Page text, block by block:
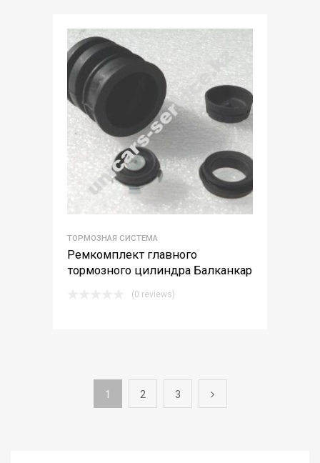
ТОРМОЗНАЯ СИСТЕМА
Ремкомплект главного
тормозного цилиндра Балканкар
(0 reviews)
1 2 3